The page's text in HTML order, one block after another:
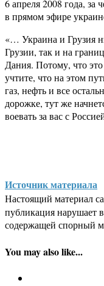
6 апреля 2008 года,
в прямом эфире
«… Украина и Грузия
Грузии, так и на
Дания. Потому, что это
учтите, что на этом
газ, нефть и все
дорожке, тут же
воевать за вас с
Источник материала
Настоящий материал
публикация нарушает
содержащей спорный
You may also like...